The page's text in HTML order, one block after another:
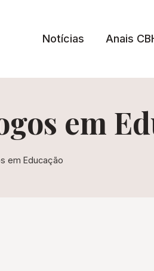
Notícias Anais
em
em Educação